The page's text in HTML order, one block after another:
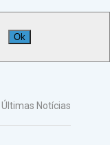
Últimas Notícias
Ok